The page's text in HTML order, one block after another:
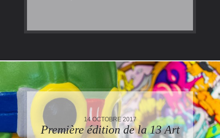
14 OCTOBRE 2017
Première édition de la 13 Art